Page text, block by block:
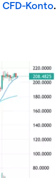
CFD-Konto.